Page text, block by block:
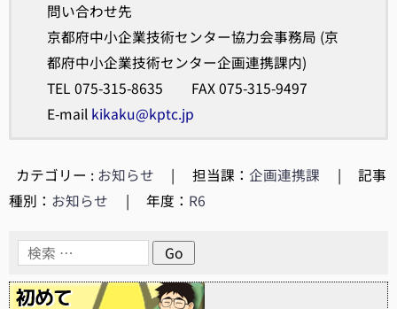
問い合わせ先
京都府中小企業技術センター協力会事務局 (京
都府中小企業技術センター企画連携課内)
TEL 075-315-8635 FAX 075-315-9497
E-mail kikaku@kptc.jp
カテゴリー : お知らせ | 担当課：企画連携課 |
記事
種別： お知らせ | 年度： R6